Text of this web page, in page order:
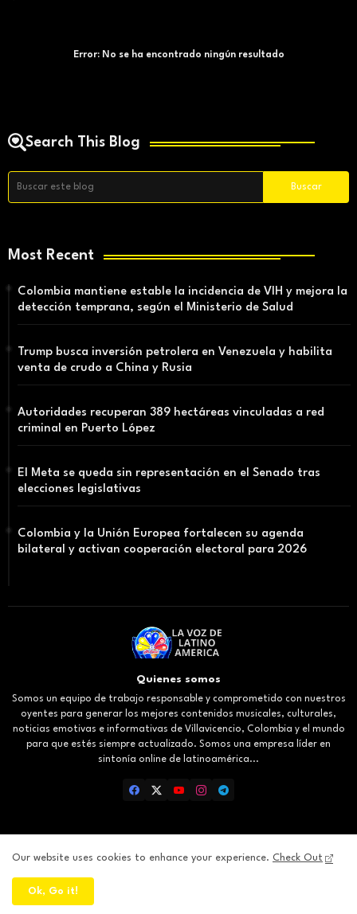
Error:No se ha encontrado ningún resultado
Search This Blog
Most Recent
Colombia mantiene estable la incidencia de VIH y mejora la
detección temprana, según el Ministerio de Salud
Trump busca inversión petrolera en Venezuela y habilita
venta de crudo a China y Rusia
Autoridades recuperan 389 hectáreas vinculadas a red
criminal en Puerto López
El Meta se queda sin representación en el Senado tras
elecciones legislativas
Colombia y la Unión Europea fortalecen su agenda
bilateral y activan cooperación electoral para 2026
Quienes somos
Somos un equipo de trabajo responsable y comprometido con nuestros
oyentes para generar los mejores contenidos musicales, culturales,
noticias emotivas e informativas de Villavicencio, Colombia y el mundo
para que estés siempre actualizado. Somos una empresa líder en
sintonía online de latinoamérica...
Inicio About Contact us Privacy Policy
Our website uses cookies to enhance your experience. Check Out
Ok, Go it!